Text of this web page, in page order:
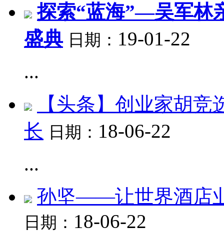
探索“蓝海”—吴军林
盛典 日期： 19-01-22
...
【头条】创业家胡
长 日期： 18-06-22
...
孙坚——让世界酒店
日期： 18-06-22